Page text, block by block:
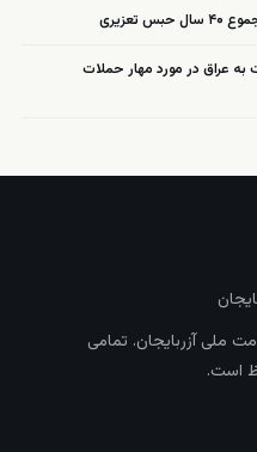
به عراق در مورد مهار حملات
ملی آزربایجان. تمامی
است.